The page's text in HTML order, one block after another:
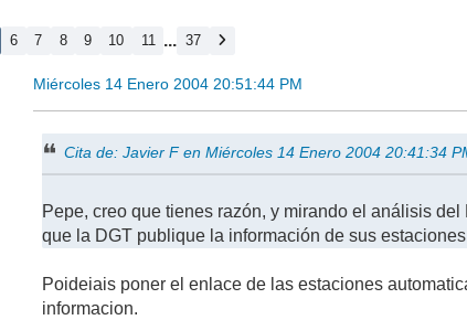
6 7 8 9 10 11 ... 37
Miércoles 14 Enero 2004 20:51:44 PM
Cita de: Javier F en Miércoles 14 Enero 2004 20:41:34
Pepe, creo que tienes razón, y mirando el análisis
que la DGT publique la información de sus
Poideiais poner el enlace de las estaciones
informacion.